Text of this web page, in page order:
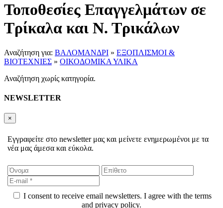
Τοποθεσίες Επαγγελμάτων σε
Τρίκαλα και Ν. Τρικάλων
Αναζήτηση για: ΒΑΛΟΜΑΝΔΡΙ » ΕΞΟΠΛΙΣΜΟΙ &
ΒΙΟΤΕΧΝΙΕΣ » ΟΙΚΟΔΟΜΙΚΑ ΥΛΙΚΑ
Αναζήτηση χωρίς κατηγορία.
NEWSLETTER
×
Εγγραφείτε στο newsletter μας και μείνετε ενημερωμένοι με τα
νέα μας άμεσα και εύκολα.
I consent to receive email newsletters. I agree with the terms
and privacy policy.